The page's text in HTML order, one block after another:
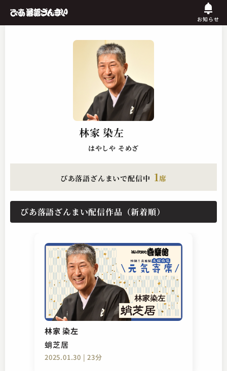
お知らせ
林家 染左
はやしや そめざ
ぴあ落語ざんまいで配信中 1席
ぴあ落語ざんまい配信作品（新着順）
林家 染左
蛸芝居
2025.01.30 | 23分